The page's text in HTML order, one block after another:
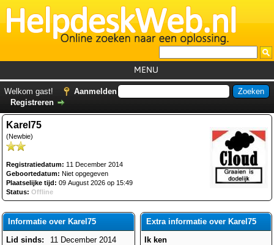
MENU
GemistDownloader
Welkom gast!
Aanmelden
Registreren
Karel75
(Newbie)
Registratiedatum: 11 December 2014
Geboortedatum: Niet opgegeven
Plaatselijke tijd: 09 August 2026 op 15:49
Status: Offline
Informatie over Karel75
Lid sinds:
11 December 2014
Extra informatie over Karel75
Ik ken